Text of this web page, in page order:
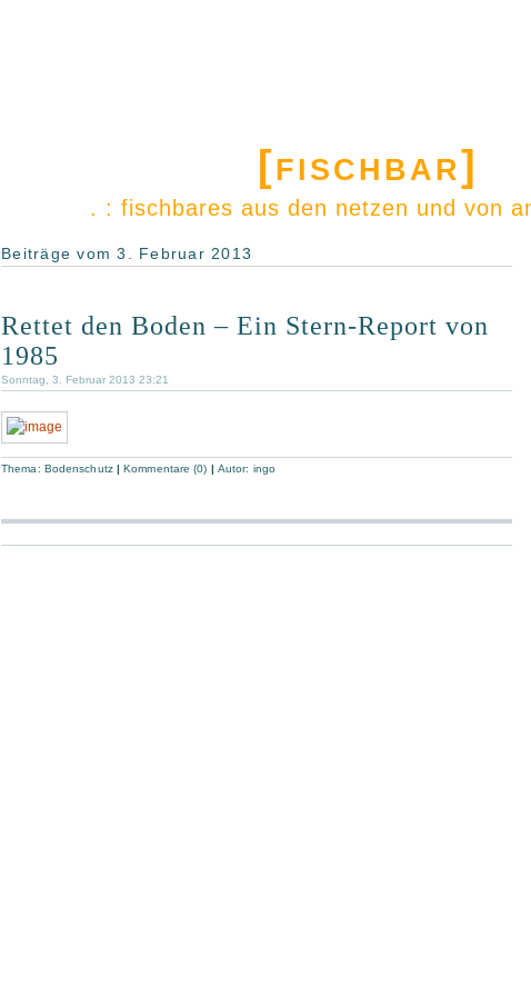
[fischbar]
. : fischbares aus den netzen und von
Beiträge vom 3. Februar 2013
Rettet den Boden – Ein Stern-Report von
1985
Sonntag, 3. Februar 2013 23:21
Thema: Bodenschutz |Kommentare (0) | Autor: ingo